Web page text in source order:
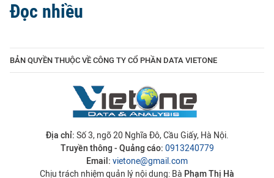
Đọc nhiều
BẢN QUYỀN THUỘC VỀ CÔNG TY CỔ PHẦN DATA VIETONE
Địa chỉ: Số 3, ngõ 20 Nghĩa Đô, Cầu Giấy, Hà Nội.
Truyền thông - Quảng cáo: 0913240779
Email: vietone@gmail.com
Chịu trách nhiệm quản lý nội dung: Bà Phạm Thị Hà